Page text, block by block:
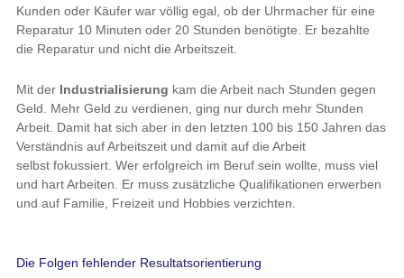
Kunden oder Käufer war völlig egal, ob der Uhrmacher für eine
Reparatur 10 Minuten oder 20 Stunden benötigte. Er bezahlte
die Reparatur und nicht die Arbeitszeit.
Mit der Industrialisierung kam die Arbeit nach Stunden gegen
Geld. Mehr Geld zu verdienen, ging nur durch mehr Stunden
Arbeit. Damit hat sich aber in den letzten 100 bis 150 Jahren das
Verständnis auf Arbeitszeit und damit auf die Arbeit
selbst fokussiert. Wer erfolgreich im Beruf sein wollte, muss viel
und hart Arbeiten. Er muss zusätzliche Qualifikationen erwerben
und auf Familie, Freizeit und Hobbies verzichten.
Die Folgen fehlender Resultatsorientierung